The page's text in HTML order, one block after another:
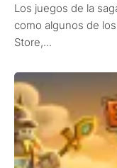
Los juegos de la
como algunos de
Store,...